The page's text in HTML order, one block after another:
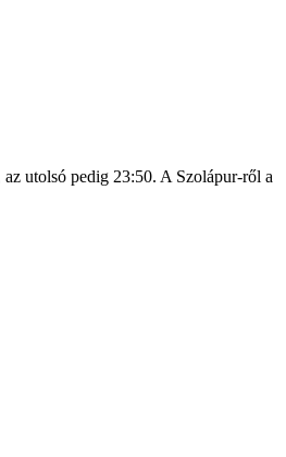
utolsó pedig 23:50. A Szolápur-ről a